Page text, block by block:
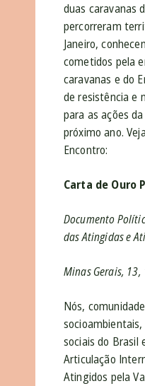
duas caravanas
percorreram
Janeiro,
cometidos pela
caravanas e do
de resistência e
para as ações
próximo ano.
Encontro:
Carta de Ouro
Documento
das Atingidas e
Minas Gerais, 13,
Nós,
sociais do Brasil
Articulação
Atingidos pela